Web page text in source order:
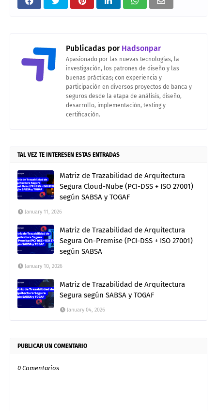
Publicadas porHadsonpar
Apasionado por las nuevas tecnologías, la
investigación, los patrones de diseño y las
buenas prácticas; con experiencia y
participación en diversos proyectos de banca y
seguros desde la etapa de análisis, diseño,
desarrollo, implementación, testing y
certificación.
TAL VEZ TE INTERESEN ESTAS ENTRADAS
Matriz de Trazabilidad de Arquitectura
Segura Cloud-Nube (PCI-DSS + ISO 27001)
según SABSA y TOGAF
January 11, 2026
Matriz de Trazabilidad de Arquitectura
Segura On-Premise (PCI-DSS + ISO 27001)
según SABSA
January 10, 2026
Matriz de Trazabilidad de Arquitectura
Segura según SABSA y TOGAF
January 04, 2026
PUBLICAR UN COMENTARIO
0 Comentarios